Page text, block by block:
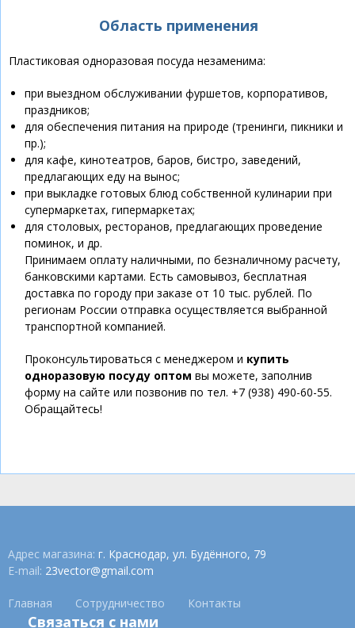
Область применения
Пластиковая одноразовая посуда незаменима:
при выездном обслуживании фуршетов, корпоративов,
праздников;
для обеспечения питания на природе (тренинги, пикники и
пр.);
для кафе, кинотеатров, баров, бистро, заведений,
предлагающих еду на вынос;
при выкладке готовых блюд собственной кулинарии при
супермаркетах, гипермаркетах;
для столовых, ресторанов, предлагающих проведение
поминок, и др.
Принимаем оплату наличными, по безналичному расчету,
банковскими картами. Есть самовывоз, бесплатная
доставка по городу при заказе от 10 тыс. рублей. По
регионам России отправка осуществляется выбранной
транспортной компанией.
Проконсультироваться с менеджером и купить
одноразовую посуду оптом вы можете, заполнив
форму на сайте или позвонив по тел. +7 (938) 490-60-55.
Обращайтесь!
Адрес магазина: г. Краснодар, ул. Будённого, 79
E-mail: 23vector@gmail.com
Главная Сотрудничество Контакты
Связаться с нами